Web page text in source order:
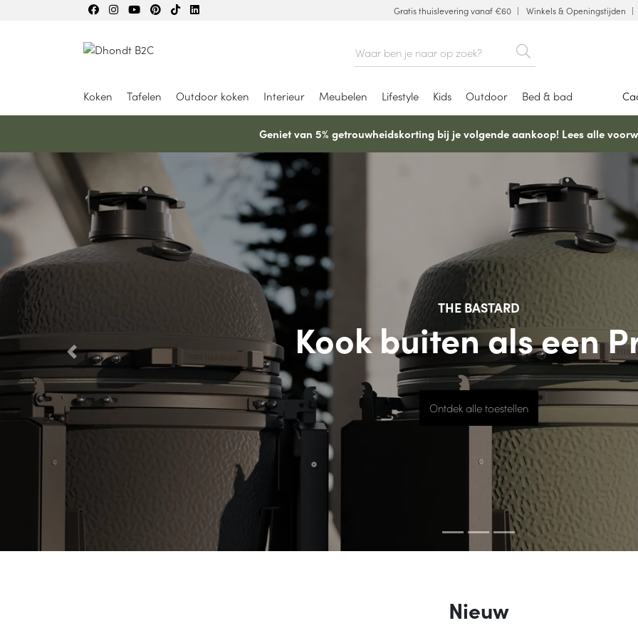
Gratis thuislevering vanaf €60 Winkels & Openingstijden
Koken Tafelen Outdoor koken Interieur Meubelen Lifestyle Kids Outdoor Bed & bad
Geniet van 5% getrouwheidskorting bij je volgende aankoop! Lees alle
MORO
Summer fresh
Ontdek het merk
Previous
Nieuw